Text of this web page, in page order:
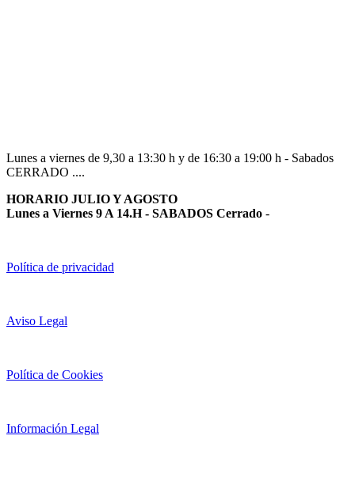
Lunes a viernes de 9,30 a 13:30 h y de 16:30 a 19:00 h - Sabados
CERRADO ....
HORARIO JULIO Y AGOSTO
Lunes a Viernes 9 A 14.H - SABADOS Cerrado -
Política de privacidad
Aviso Legal
Política de Cookies
Información Legal